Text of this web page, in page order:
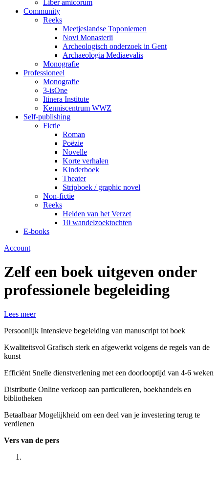
Liber amicorum
Community
Reeks
Meetjeslandse Toponiemen
Novi Monasterii
Archeologisch onderzoek in Gent
Archaeologia Mediaevalis
Monografie
Professioneel
Monografie
3-isOne
Itinera Institute
Kenniscentrum WWZ
Self-publishing
Fictie
Roman
Poëzie
Novelle
Korte verhalen
Kinderboek
Theater
Stripboek / graphic novel
Non-fictie
Reeks
Helden van het Verzet
10 wandelzoektochten
E-books
Account
Zelf een boek uitgeven onder
professionele begeleiding
Lees meer
Persoonlijk Intensieve begeleiding van manuscript tot boek
Kwaliteitsvol Grafisch sterk en afgewerkt volgens de regels van de
kunst
Efficiënt Snelle dienstverlening met een doorlooptijd van 4-6 weken
Distributie Online verkoop aan particulieren, boekhandels en
bibliotheken
Betaalbaar Mogelijkheid om een deel van je investering terug te
verdienen
Vers van de pers